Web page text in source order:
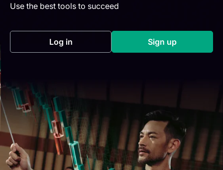
Use the best tools to succeed
Log in(opens in a new tab) Sign up(opens in a